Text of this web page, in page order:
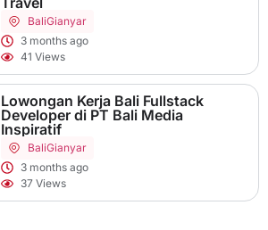
BaliGianyar
3 months ago
41 Views
Lowongan Kerja Bali Fullstack
Developer di PT Bali Media
Inspiratif
BaliGianyar
3 months ago
37 Views